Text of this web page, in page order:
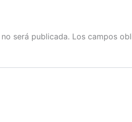
será publicada. Los campos